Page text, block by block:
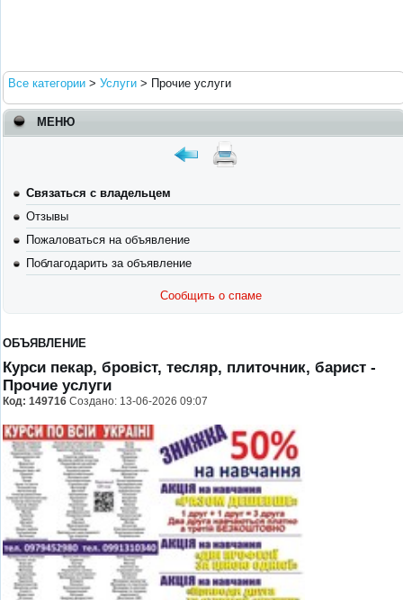
Все категории > Услуги > Прочие услуги
МЕНЮ
Связаться с владельцем
Отзывы
Пожаловаться на объявление
Поблагодарить за объявление
Сообщить о спаме
ОБЪЯВЛЕНИЕ
Курси пекар, бровіст, тесляр, плиточник, барист -
Прочие услуги
Код: 149716 Создано: 13-06-2026 09:07